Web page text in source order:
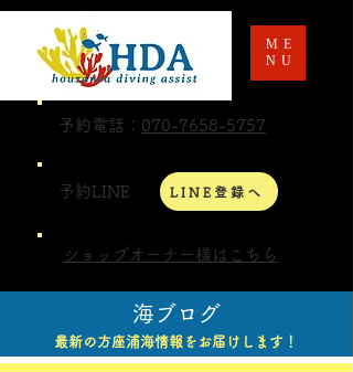
予約電話： 070-7658-5757
予約LINE LINE登録へ
ショップオーナー様はこちら
ME
NU
海ブログ
最新の方座浦海情報をお届けします！